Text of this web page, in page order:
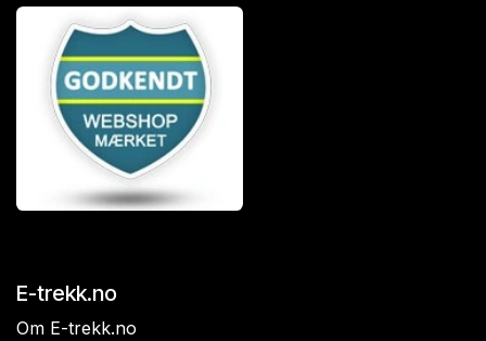
E-trekk.no
Om E-trekk.no